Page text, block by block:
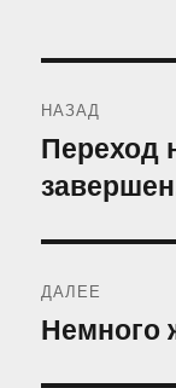
по
записям
НАЗАД
Предыдущая
запись:
Переход
ДАЛЕЕ
Следующая
Немного